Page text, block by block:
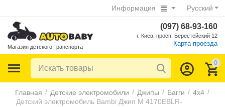
Русский
Информация
Магазин детского транспорта
(097) 68-93-160
г. Киев, просп. Берестейский 12
Карта проезда
0
Главная / Детские электромобили / Джипы / Багги / 4х4 /
Детский электромобиль Bambi Джип M 4170EBLR-